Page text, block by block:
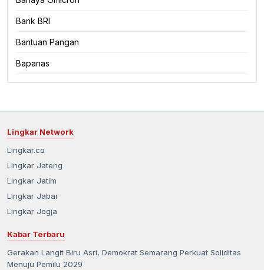
Bank BRI
Bantuan Pangan
Bapanas
Lingkar Network
Lingkar.co
Lingkar Jateng
Lingkar Jatim
Lingkar Jabar
Lingkar Jogja
Kabar Terbaru
Gerakan Langit Biru Asri, Demokrat Semarang Perkuat Soliditas
Menuju Pemilu 2029